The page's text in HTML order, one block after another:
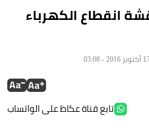
انقطاع الكهرباء
تابع قناة عكاظ على الواتساب